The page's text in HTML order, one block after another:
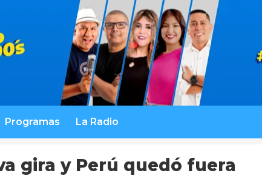
Programas La Radio
gira y Perú quedó fuera